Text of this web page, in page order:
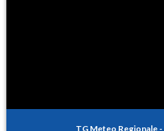
TG Meteo Regionale -